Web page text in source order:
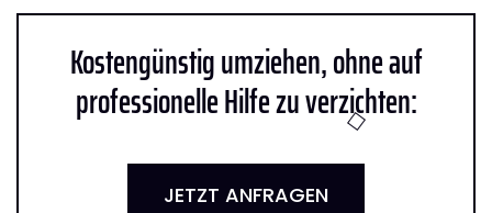
Kostengünstig umziehen, ohne auf
professionelle Hilfe zu verzichten:
JETZT ANFRAGEN